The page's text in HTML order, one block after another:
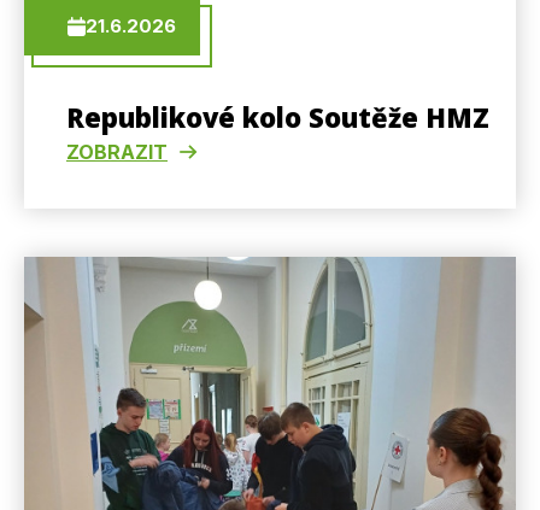
21.6.2026
Republikové kolo Soutěže HMZ
ZOBRAZIT